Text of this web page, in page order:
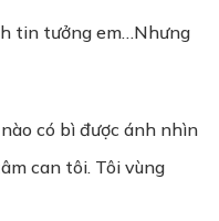
tin tưởng em…Nhưng
có bì được ánh nhìn
can tôi. Tôi vùng